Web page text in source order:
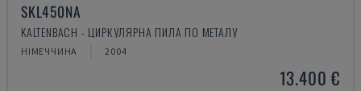
SKL450NA
KALTENBACH - ЦИРКУЛЯРНА ПИЛА ПО МЕТАЛУ
НІМЕЧЧИНА 2004
13.400 €